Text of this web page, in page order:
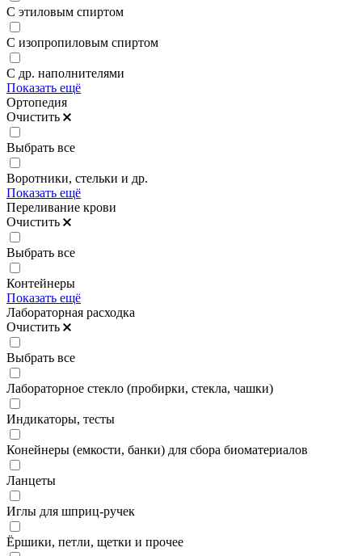
С этиловым спиртом
С изопропиловым спиртом
С др. наполнителями
Показать ещё
Ортопедия
Очистить
Выбрать все
Воротники, стельки и др.
Показать ещё
Переливание крови
Очистить
Выбрать все
Контейнеры
Показать ещё
Лабораторная расходка
Очистить
Выбрать все
Лабораторное стекло (пробирки, стекла, чашки)
Индикаторы, тесты
Конейнеры (емкости, банки) для сбора биоматериалов
Ланцеты
Иглы для шприц-ручек
Ёршики, петли, щетки и прочее